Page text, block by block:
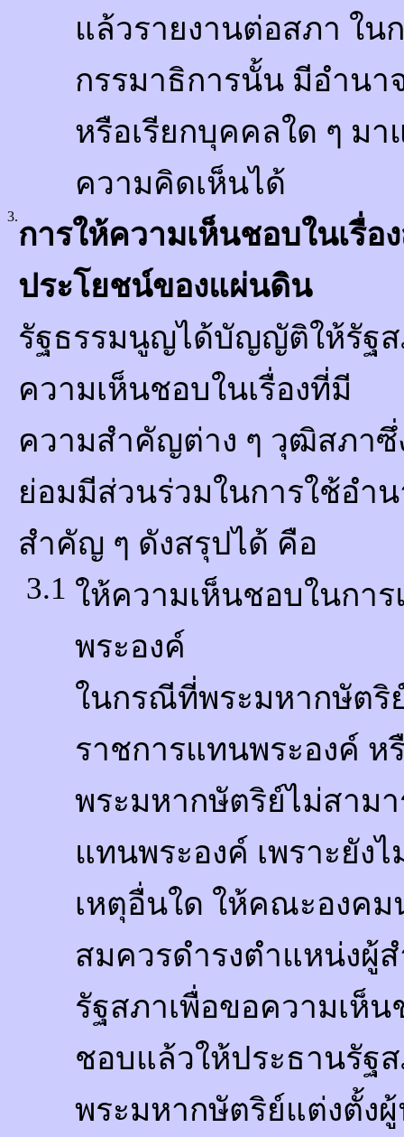
แล้วรายงานต่อสภา ใ
กรรมาธิการนั้น มีอำนา
หรือเรียกบุคคลใด ๆ มา
ความคิดเห็นได้
3.
การให้ความเห็นชอบในเรื่
ประโยชน์ของแผ่นดิน
รัฐธรรมนูญได้บัญญัติให้รัฐ
ความเห็นชอบในเรื่องที่มี
ความสำคัญต่าง ๆ วุฒิสภาซึ่
ย่อมมีส่วนร่วมในการใช้อ
สำคัญ ๆ ดังสรุปได้ คือ
3.1 ให้ความเห็นชอบในกา
พระองค์
ในกรณีที่พระมหากษัตริ
ราชการแทนพระองค์
พระมหากษัตริย์ไม่สามา
แทนพระองค์ เพราะยัง
เหตุอื่นใด ให้คณะองค
สมควรดำรงตำแหน่งผู้
รัฐสภาเพื่อขอความเห็
ชอบแล้วให้ประธานรัฐ
พระมหากษัตริย์แต่งตั้ง